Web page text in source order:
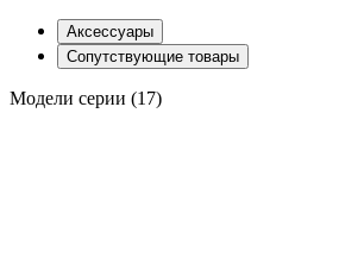
Аксессуары
Сопутствующие товары
Модели серии (17)